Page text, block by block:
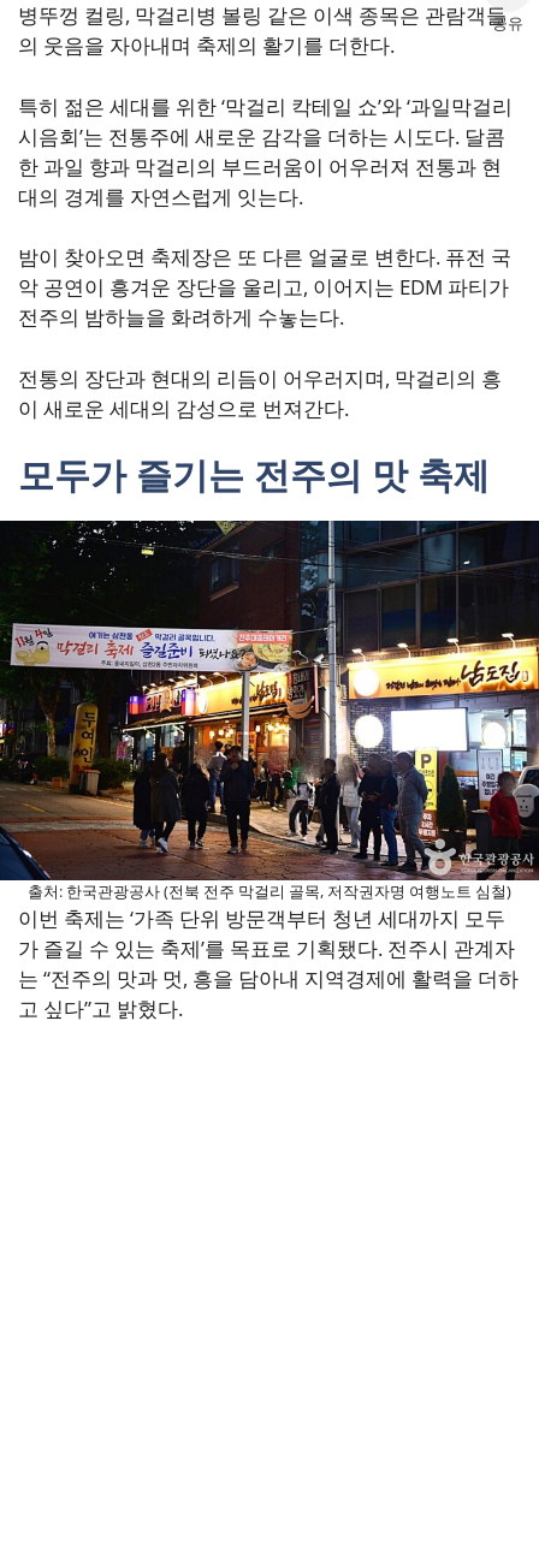
병뚜껑 컬링, 막걸리병 볼링 같은 이색 종목은 관람객들
의 웃음을 자아내며 축제의 활기를 더한다.
특히 젊은 세대를 위한 ‘막걸리 칵테일 쇼’와 ‘과일막걸리
시음회’는 전통주에 새로운 감각을 더하는 시도다. 달콤
한 과일 향과 막걸리의 부드러움이 어우러져 전통과 현
대의 경계를 자연스럽게 잇는다.
밤이 찾아오면 축제장은 또 다른 얼굴로 변한다. 퓨전 국
악 공연이 흥겨운 장단을 울리고, 이어지는 EDM 파티가
전주의 밤하늘을 화려하게 수놓는다.
전통의 장단과 현대의 리듬이 어우러지며, 막걸리의 흥
이 새로운 세대의 감성으로 번져간다.
모두가 즐기는 전주의 맛 축제
출처: 한국관광공사 (전북 전주 막걸리 골목, 저작권자명 여행노트 심철)
이번 축제는 ‘가족 단위 방문객부터 청년 세대까지 모두
가 즐길 수 있는 축제’를 목표로 기획됐다. 전주시 관계자
는 “전주의 맛과 멋, 흥을 담아내 지역경제에 활력을 더하
고 싶다”고 밝혔다.
공유